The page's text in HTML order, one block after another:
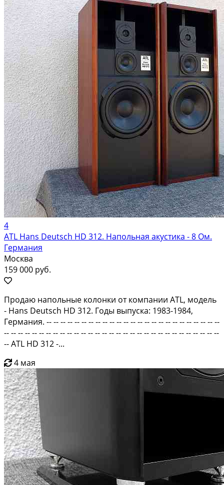
4
ATL Hans Deutsch HD 312. Напольная акустика - 8 Ом.
Германия
Москва
159 000 руб.
Продаю напольные колонки от компании ATL, модель
- Hans Deutsch HD 312. Годы выпуска: 1983-1984,
Германия. -- -- -- -- -- -- -- -- -- -- -- -- -- -- -- -- -- -- -- -- -- -- -- -- --
-- -- -- -- -- -- -- -- -- -- -- -- -- -- -- -- -- -- -- -- -- -- -- -- -- -- -- -- -- -- --
-- ATL HD 312 -...
4 мая